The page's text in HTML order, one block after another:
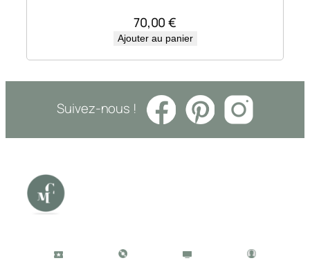
70,00€
Ajouter au panier
Suivez-nous !